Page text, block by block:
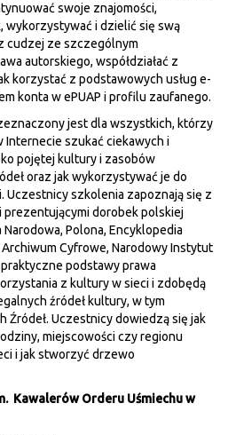
swoje znajomości,
wykorzystywać i dzielić się swą
cudzej ze szczególnym
autorskiego, współdziałać z
korzystać z podstawowych usług e-
konta w ePUAP i profilu zaufanego.
jest dla wszystkich, którzy
Internecie szukać ciekawych i
pojętej kultury i zasobów
oraz jak wykorzystywać je do
Uczestnicy szkolenia zapoznają się z
dorobek polskiej
Polona, Encyklopedia
Cyfrowe, Narodowy Instytut
podstawy prawa
z kultury w sieci i zdobędą
źródeł kultury, w tym
Źródeł. Uczestnicy dowiedzą się jak
miejscowości czy regionu
i jak stworzyć drzewo
Kawalerów Orderu Uśmiechu w